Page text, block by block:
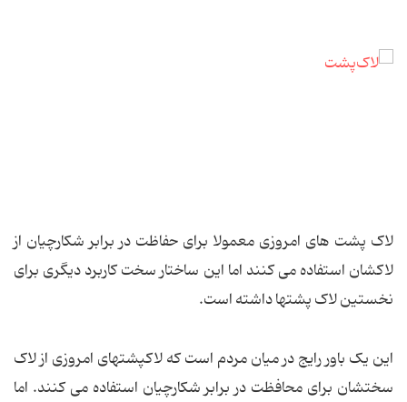
لاک پشت های امروزی معمولا برای حفاظت در برابر شکارچیان از
لاکشان استفاده می کنند اما این ساختار سخت کاربرد دیگری برای
نخستین لاک پشتها داشته است.
این یک باور رایج در میان مردم است که لاکپشتهای امروزی از لاک
سختشان برای محافظت در برابر شکارچیان استفاده می کنند. اما